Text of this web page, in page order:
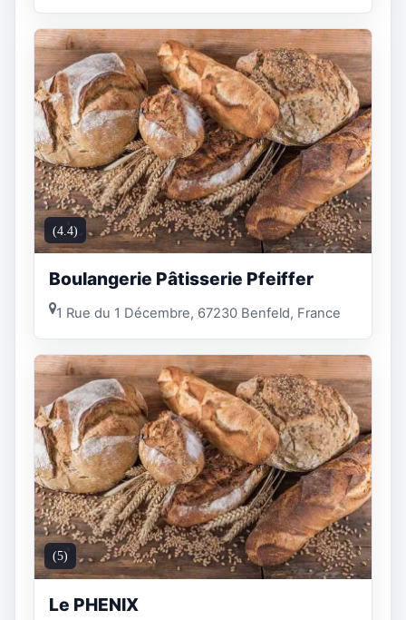
(4.4)
Boulangerie Pâtisserie Pfeiffer
1 Rue du 1 Décembre, 67230 Benfeld, France
(5)
Le PHENIX